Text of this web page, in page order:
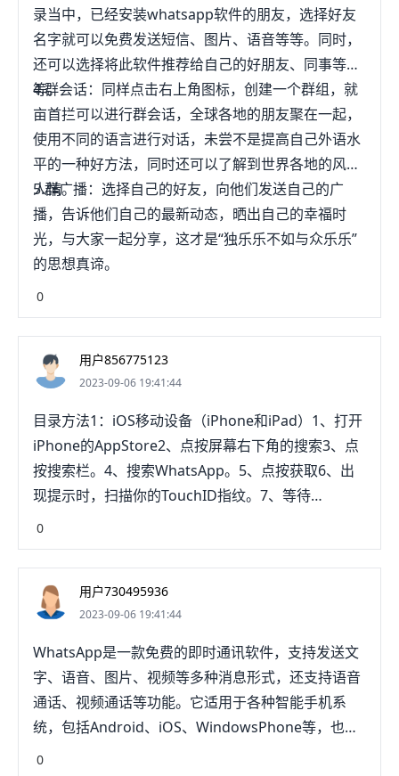
录当中，已经安装whatsapp软件的朋友，选择好友
名字就可以免费发送短信、图片、语音等等。同时，
还可以选择将此软件推荐给自己的好朋友、同事等
等。
4.群会话：同样点击右上角图标，创建一个群组，就
亩首拦可以进行群会话，全球各地的朋友聚在一起，
使用不同的语言进行对话，未尝不是提高自己外语水
平的一种好方法，同时还可以了解到世界各地的风土
人情。
5.群广播：选择自己的好友，向他们发送自己的广
播，告诉他们自己的最新动态，晒出自己的幸福时
光，与大家一起分享，这才是“独乐乐不如与众乐乐”
的思想真谛。
0
用户856775123
2023-09-06 19:41:44
目录方法1：iOS移动设备（iPhone和iPad）1、打开
iPhone的AppStore2、点按屏幕右下角的搜索3、点
按搜索栏。4、搜索WhatsApp。5、点按获取6、出
现提示时，扫描你的TouchID指纹。7、等待
WhatsApp下载完毕。方法2：安卓移动设备1、打
开"GooglePlay商店"2、点按屏幕顶端的搜索栏。3、
输入whatsapp。4、点击安装5、出现提示时，点
按"同意并继续"，WhatsApp会开始下载到安卓设
备。6、等待WhatsApp下载完毕。方法3：桌面电脑
（Windows和MacOS）1、打开WhatsApp的下载
页。2、点击页面右侧绿色的下载3、等待安装文件下
载完毕。4、安装WhatsApp。5、登录WhatsApp。
方法4：长者指南1、首先，确保你已经登录Apple或
卓设备的指示。3、将手机上的联系人添加到
0
用户730495936
2023-09-06 19:41:44
WhatsApp是一款免费的即时通讯软件，支持发送文
字、语音、图片、视频等多种消息形式，还支持语音
通话、视频通话等功能。它适用于各种智能手机系
统，包括Android、iOS、WindowsPhone等，也可
以在计算机上通过网页版进行使用。要下载
0